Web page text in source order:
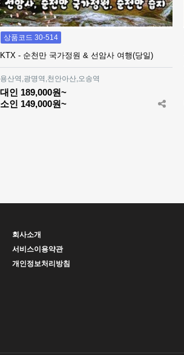
상품코드 30-514
KTX - 순천만 국가정원 & 선암사 여행(당일)
용산역,광명역,천안아산,오송역
대인 189,000원~
소인 149,000원~
회사소개
서비스이용약관
개인정보처리방침